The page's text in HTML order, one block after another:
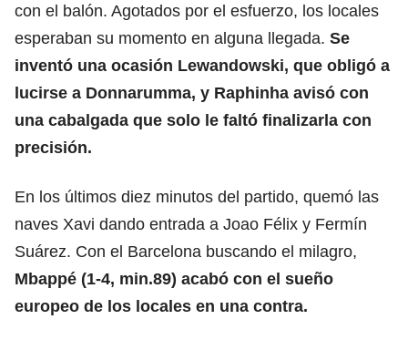
con el balón. Agotados por el esfuerzo, los locales
esperaban su momento en alguna llegada. Se
inventó una ocasión Lewandowski, que obligó a
lucirse a Donnarumma, y Raphinha avisó con
una cabalgada que solo le faltó finalizarla con
precisión.
En los últimos diez minutos del partido, quemó las
naves Xavi dando entrada a Joao Félix y Fermín
Suárez. Con el Barcelona buscando el milagro,
Mbappé (1-4, min.89) acabó con el sueño
europeo de los locales en una contra.